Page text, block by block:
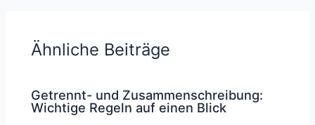
Ähnliche Beiträge
Getrennt- und Zusammenschreibung:
Wichtige Regeln auf einen Blick